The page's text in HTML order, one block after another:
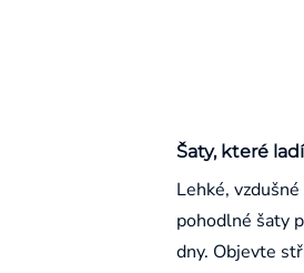
Šaty, které
Lehké, vzdušné
pohodlné šaty
dny. Objevte